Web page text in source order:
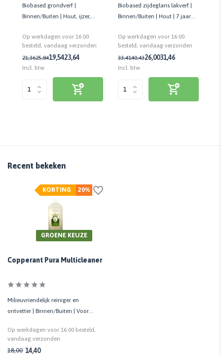
Biobased grondverf |
Binnen/Buiten | Hout, ijzer,
overschilderbaar
Op werkdagen voor 16:00
besteld, vandaag verzonden
21,3625,8419,5423,64
Incl. btw
Biobased zijdeglans lakverf |
Binnen/Buiten | Hout | 7 jaar
Op werkdagen voor 16:00
besteld, vandaag verzonden
33,4140,4326,0031,46
Incl. btw
Recent bekeken
GROENE KEUZE
20%
KORTING
Copperant Pura Multicleaner
Milieuvriendelijk reiniger en
ontvetter | Binnen/Buiten | Voor
Op werkdagen voor 16:00 besteld,
vandaag verzonden
18,00 14,40